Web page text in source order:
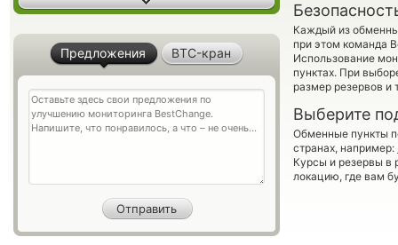
Каждый из
при этом команда
Использование
пунктах. При
размер резервов и
Выберите
Обменные пункты
странах, например:
Курсы и резервы в
локацию, где вам
Предложения BTC-кран